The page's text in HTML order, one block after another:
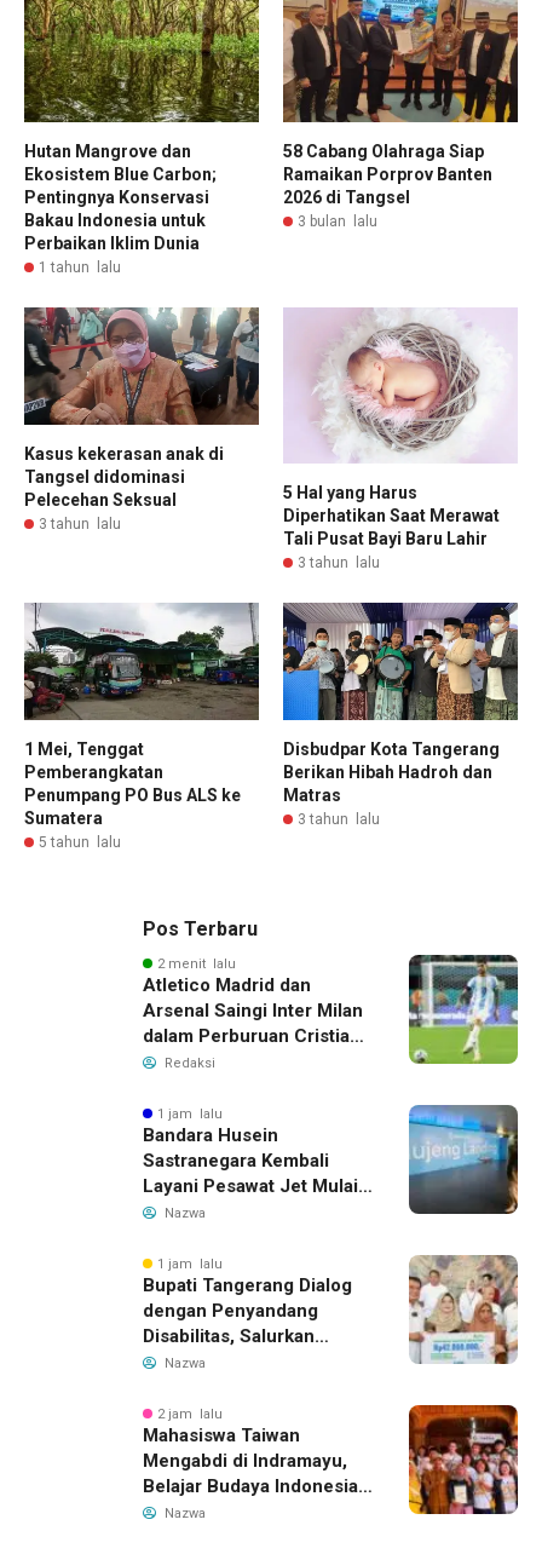
Hutan Mangrove dan
Ekosistem Blue Carbon;
Pentingnya Konservasi
Bakau Indonesia untuk
Perbaikan Iklim Dunia
1 tahun lalu
58 Cabang Olahraga Siap
Ramaikan Porprov Banten
2026 di Tangsel
3 bulan lalu
Kasus kekerasan anak di
Tangsel didominasi
Pelecehan Seksual
3 tahun lalu
5 Hal yang Harus
Diperhatikan Saat Merawat
Tali Pusat Bayi Baru Lahir
3 tahun lalu
1 Mei, Tenggat
Pemberangkatan
Penumpang PO Bus ALS ke
Sumatera
5 tahun lalu
Disbudpar Kota Tangerang
Berikan Hibah Hadroh dan
Matras
3 tahun lalu
Pos Terbaru
2 menit lalu
Atletico Madrid dan
Arsenal Saingi Inter Milan
dalam Perburuan Cristian
Romero, Transfer Bek
Redaksi
1 jam lalu
Bandara Husein
Sastranegara Kembali
Layani Pesawat Jet Mulai
14 Agustus 2026, Garuda
Bandung-Denpasar
Nazwa
1 jam lalu
Bupati Tangerang Dialog
dengan Penyandang
Disabilitas, Salurkan
Bantuan dan Tampung
Nazwa
2 jam lalu
Mahasiswa Taiwan
Mengabdi di Indramayu,
Belajar Budaya Indonesia
dan Edukasi Pekerja
Nazwa